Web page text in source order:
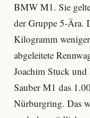
BMW M1. Sie
der Gruppe 5-Ära.
Kilogramm
abgeleitete
Joachim Stuck
Sauber M1 das
Nürburgring. Das